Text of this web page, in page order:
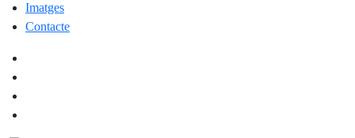
Imatges
Contacte